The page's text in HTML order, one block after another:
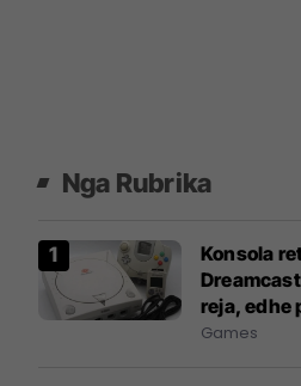
Nga Rubrika
Konsola
reja, edhe
ndërpre 25
Games